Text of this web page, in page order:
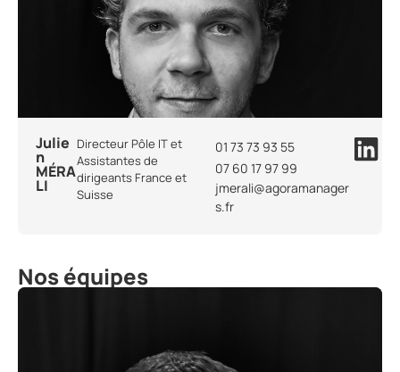
Julie
n
MÉRA
LI
Directeur Pôle IT et
Assistantes de
dirigeants France et
Suisse
01 73 73 93 55
07 60 17 97 99
jmerali@agoramanager
s.fr
Nos équipes